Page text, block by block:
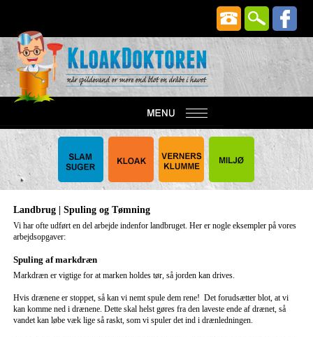
Landbrug | Spuling og Tømning
Vi har ofte udført en del arbejde indenfor landbruget. Her er nogle eksempler på vores
arbejdsopgaver:
Spuling af markdræn
Markdræn er vigtige for at marken holdes tør, så jorden kan drives.
Hvis drænene er stoppet, så kan vi nemt spule dem rene! Det forudsætter blot, at vi
kan komme ned i drænene. Dette skal helst gøres fra den laveste ende af drænet, så
vandet kan løbe væk lige så raskt, som vi spuler det ind i drænledningen.